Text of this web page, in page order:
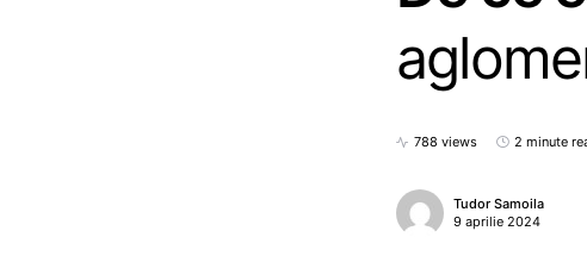
788 views 2 minute
Tudor Samoila
9 aprilie 2024